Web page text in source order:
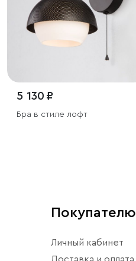
5 130 ₽
Бра в стиле лофт
Покупателю
Личный кабинет
Доставка и оплата